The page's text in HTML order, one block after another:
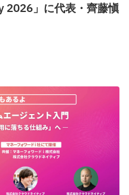
2026」に代表・齊藤愼